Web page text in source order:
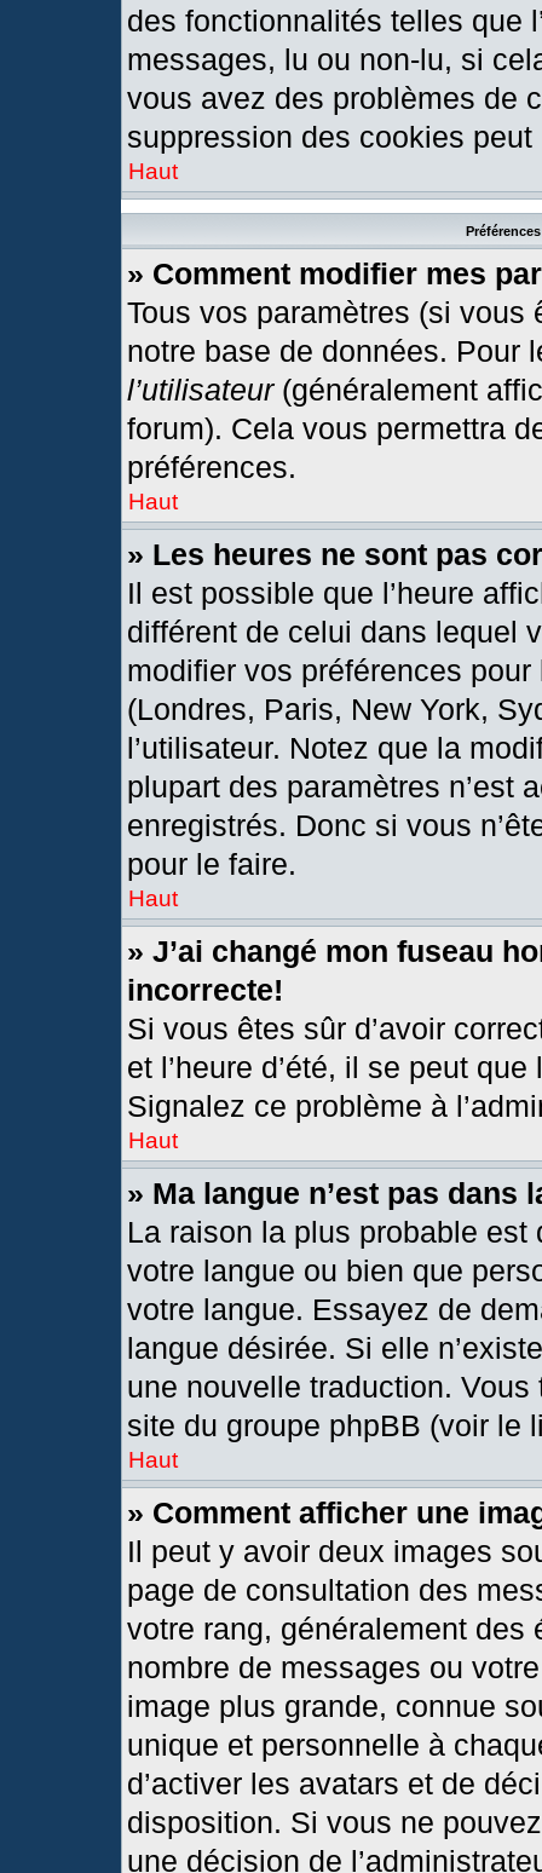
des fonctionnalités telles que
messages, lu ou non-lu, si
vous avez des problèmes de
suppression des cookies peut
Haut
» Comment modifier mes
Tous vos paramètres (si
notre base de données. Pour
l’utilisateur(généralement
forum). Cela vous permettra
préférences.
Haut
» Les heures ne sont pas
Il est possible que l’heure
différent de celui dans lequel
modifier vos préférences
(Londres, Paris, New York,
l’utilisateur. Notez que la
plupart des paramètres n’est
enregistrés. Donc si vous
pour le faire.
Haut
» J’ai changé mon fuseau
incorrecte!
Si vous êtes sûr d’avoir
et l’heure d’été, il se peut
Signalez ce problème à
Haut
» Ma langue n’est pas dans
La raison la plus probable est
votre langue ou bien que
votre langue. Essayez de
langue désirée. Si elle
une nouvelle traduction.
site du groupe phpBB (voir le
Haut
» Comment afficher une
Il peut y avoir deux images
page de consultation des
votre rang, généralement
nombre de messages ou
image plus grande, connue
unique et personnelle à
d’activer les avatars et de
disposition. Si vous ne
une décision de